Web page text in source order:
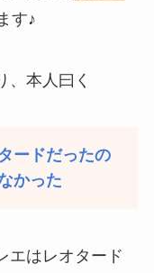
す♪
、本人曰く
ードだったの
かった
エはレオタード